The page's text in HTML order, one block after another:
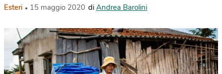
Esteri 15 maggio 2020 di Andrea Barolini